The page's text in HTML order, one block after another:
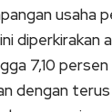
usaha
diperkirakan
7,10
dengan